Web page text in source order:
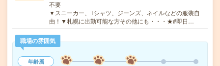
不要
▼スニーカー、Tシャツ、ジーンズ、ネイルなどの服装自
由！▼札幌に出勤可能な方その他にも・・・★#即日…
職場の雰囲気
年齢層